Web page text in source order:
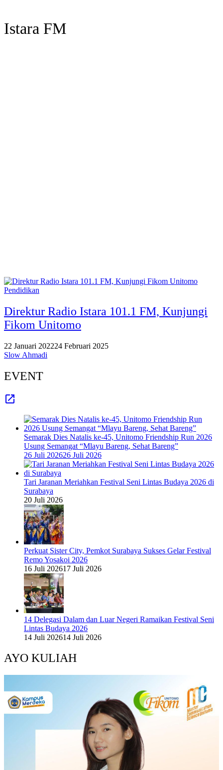
Istara FM
Pendidikan
Direktur Radio Istara 101.1 FM, Kunjungi
Fikom Unitomo
22 Januari 202224 Februari 2025
Slow Ahmadi
EVENT
Semarak Dies Natalis ke-45, Unitomo Friendship Run 2026
Usung Semangat “Mlayu Bareng, Sehat Bareng”
26 Juli 202626 Juli 2026
Tari Jaranan Meriahkan Festival Seni Lintas Budaya 2026 di
Surabaya
20 Juli 2026
Perkuat Sister City, Pemkot Surabaya Sukses Gelar Festival
Remo Yosakoi 2026
16 Juli 202617 Juli 2026
14 Delegasi Dalam dan Luar Negeri Ramaikan Festival Seni
Lintas Budaya 2026
14 Juli 202614 Juli 2026
AYO KULIAH